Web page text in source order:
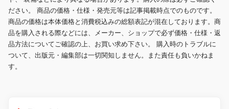
ださい。 商品の価格・仕様・発売元等は記事掲載時点でのものです。
商品の価格は本体価格と消費税込みの総額表記が混在しております。商
品を購入される際などには、メーカー、ショップで必ず価格・仕様・返
品方法についてご確認の上、お買い求め下さい。 購入時のトラブルに
ついて、出版元・編集部は一切関知しません。また責任も負いかねま
す。